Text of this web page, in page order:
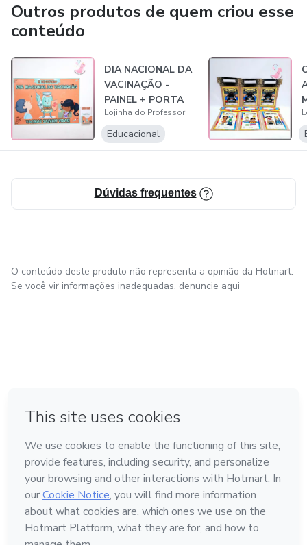
Outros produtos de quem criou esse
conteúdo
DIA NACIONAL DA
VACINAÇÃO -
PAINEL + PORTA
LEMBRANCINHA
Lojinha do Professor
Educacional
Dúvidas frequentes
O conteúdo deste produto não representa a opinião da Hotmart.
Se você vir informações inadequadas, denuncie aqui
Feito com ❤ em Bogotá
Conheça a Hotmart
Idioma